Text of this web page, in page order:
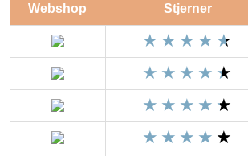
Webshop Stjerner